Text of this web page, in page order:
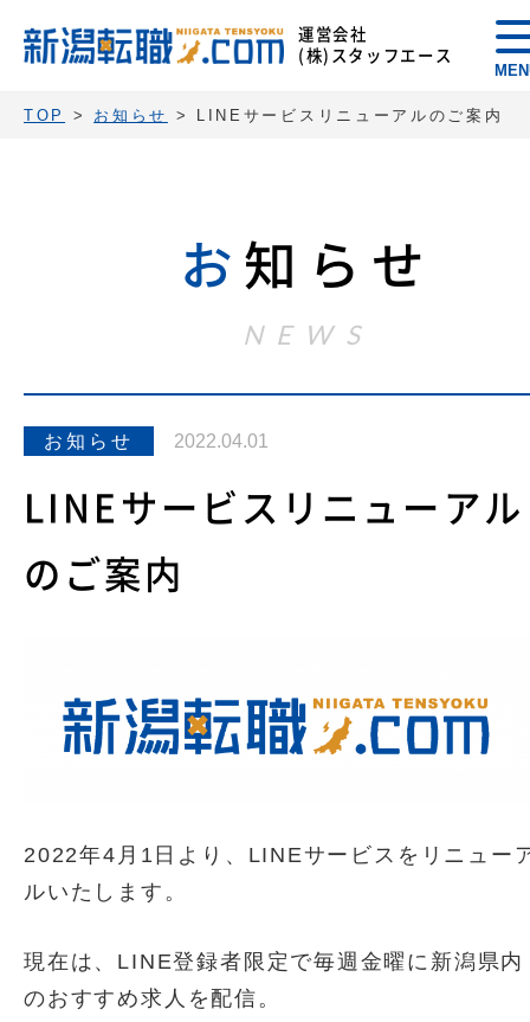
運営会社
(株)スタッフエース
TOP > お知らせ > LINEサービスリニューアルのご案内
お 知らせ
NEWS
お知らせ 2022.04.01
LINEサービスリニューアル
のご案内
2022年4月1日より、LINEサービスをリニュー
ルいたします。
現在は、LINE登録者限定で毎週金曜に新潟県内
のおすすめ求人を配信。